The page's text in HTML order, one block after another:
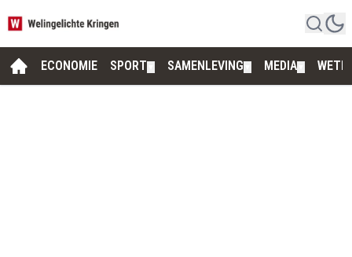
ECONOMIE SPORT SAMENLEVING MEDIA